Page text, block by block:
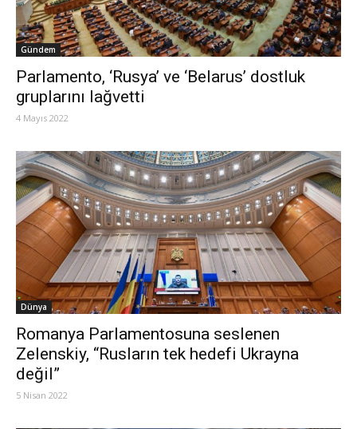
Gündem
Parlamento, ‘Rusya’ ve ‘Belarus’ dostluk
gruplarını lağvetti
4 Mayıs 2022
Dünya
Romanya Parlamentosuna seslenen
Zelenskiy, “Rusların tek hedefi Ukrayna
değil”
5 Nisan 2022